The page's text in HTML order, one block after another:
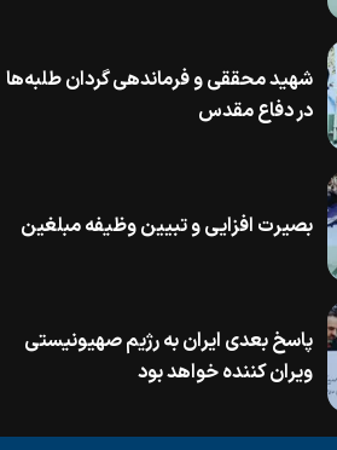
شهید محققی و فرماندهی گردان طلبه‌ها
در دفاع مقدس
بصیرت افزایی و تبیین وظیفه مبلغین
پاسخ بعدی ایران به رژیم صهیونیستی
ویران کننده خواهد بود